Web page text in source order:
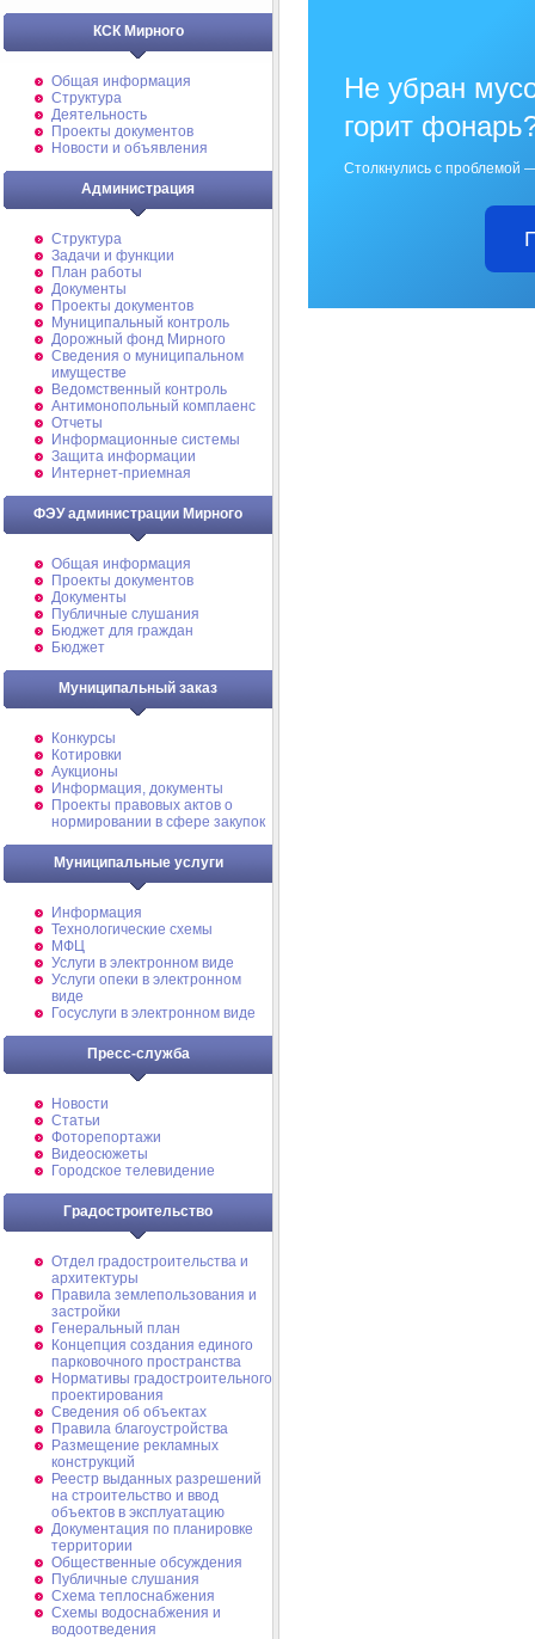
КСК Мирного
Общая информация
Структура
Деятельность
Проекты документов
Новости и объявления
Администрация
Структура
Задачи и функции
План работы
Документы
Проекты документов
Муниципальный контроль
Дорожный фонд Мирного
Cведения о муниципальном
имуществе
Ведомственный контроль
Антимонопольный комплаенс
Отчеты
Информационные системы
Защита информации
Интернет-приемная
ФЭУ администрации Мирного
Общая информация
Проекты документов
Документы
Публичные слушания
Бюджет для граждан
Бюджет
Муниципальный заказ
Конкурсы
Котировки
Аукционы
Информация, документы
Проекты правовых актов о
нормировании в сфере закупок
Муниципальные услуги
Информация
Технологические схемы
МФЦ
Услуги в электронном виде
Услуги опеки в электронном
виде
Госуслуги в электронном виде
Пресс-служба
Новости
Статьи
Фоторепортажи
Видеосюжеты
Городское телевидение
Градостроительство
Отдел градостроительства и
архитектуры
Правила землепользования и
застройки
Генеральный план
Концепция создания единого
парковочного пространства
Нормативы градостроительного
проектирования
Сведения об объектах
Правила благоустройства
Размещение рекламных
конструкций
Реестр выданных разрешений
на строительство и ввод
объектов в эксплуатацию
Документация по планировке
территории
Общественные обсуждения
Публичные слушания
Схема теплоснабжения
Схемы водоснабжения и
водоотведения
Не убран
горит
Столкнулись с проблемой